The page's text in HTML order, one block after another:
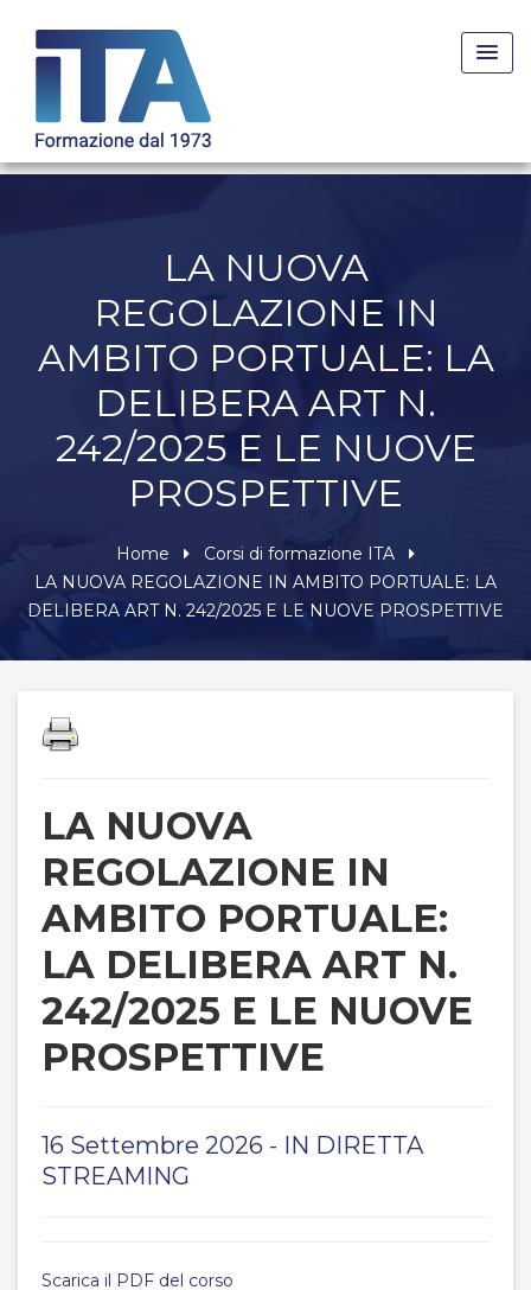
LA NUOVA
REGOLAZIONE IN
AMBITO PORTUALE: LA
DELIBERA ART N.
242/2025 E LE NUOVE
PROSPETTIVE
Home
Corsi di formazione ITA
LA NUOVA REGOLAZIONE IN AMBITO PORTUALE: LA
DELIBERA ART N. 242/2025 E LE NUOVE PROSPETTIVE
LA NUOVA
REGOLAZIONE IN
AMBITO PORTUALE:
LA DELIBERA ART N.
242/2025 E LE NUOVE
PROSPETTIVE
16 Settembre 2026 - IN DIRETTA
STREAMING
Scarica il PDF del corso